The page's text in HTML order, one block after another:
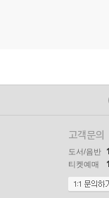
고객문의
도서/음반
티켓예매